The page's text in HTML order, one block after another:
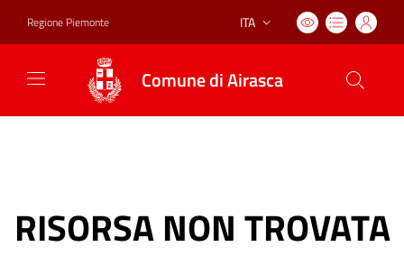
Regione Piemonte Lingua attiva:
ITA
Comune di Airasca
RISORSA NON TROVATA